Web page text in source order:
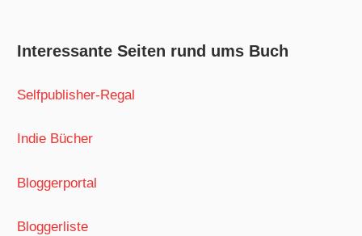
Interessante Seiten rund ums Buch
Selfpublisher-Regal
Indie Bücher
Bloggerportal
Bloggerliste